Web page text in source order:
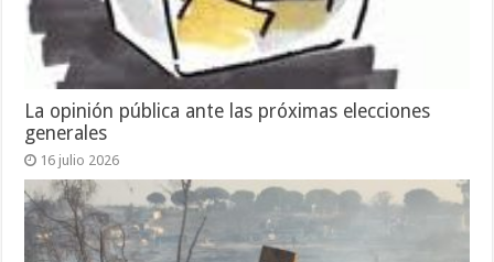
La opinión pública ante las próximas elecciones
generales
16 julio 2026